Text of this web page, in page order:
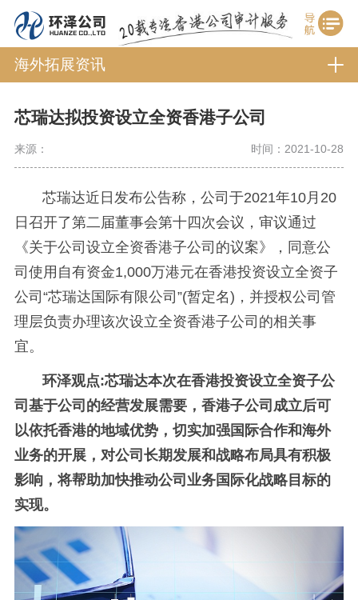
海外拓展资讯
芯瑞达拟投资设立全资香港子公司
来源： 时间：2021-10-28
芯瑞达近日发布公告称，公司于2021年10月20
日召开了第二届董事会第十四次会议，审议通过
《关于公司设立全资香港子公司的议案》，同意公
司使用自有资金1,000万港元在香港投资设立全资子
公司“芯瑞达国际有限公司”(暂定名)，并授权公司管
理层负责办理该次设立全资香港子公司的相关事
宜。
环泽观点:芯瑞达本次在香港投资设立全资子公
司基于公司的经营发展需要，香港子公司成立后可
以依托香港的地域优势，切实加强国际合作和海外
业务的开展，对公司长期发展和战略布局具有积极
影响，将帮助加快推动公司业务国际化战略目标的
实现。